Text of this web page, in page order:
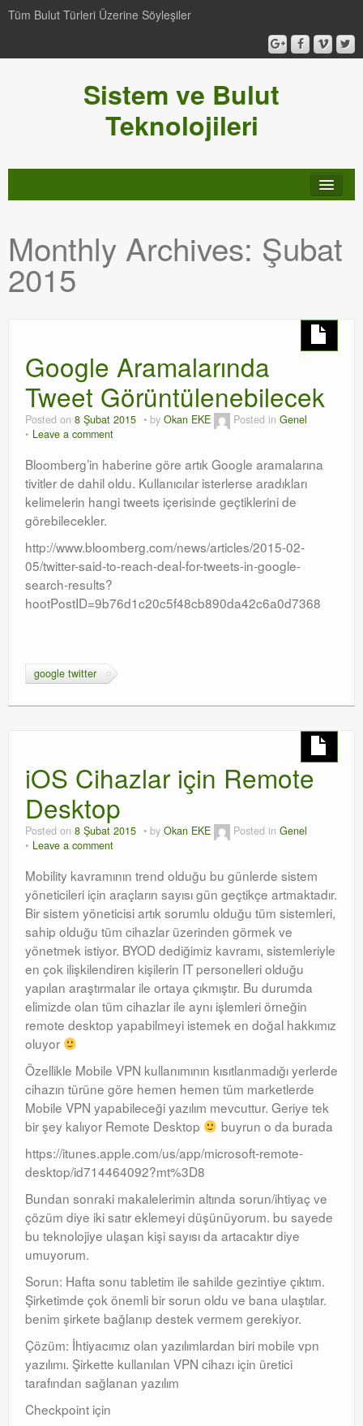
Tüm Bulut Türleri Üzerine Söyleşiler
Sistem ve Bulut
Teknolojileri
Genel
Video-Webcast-Seminer
SCOM
Orchestrator
Watchguard
PHP & MySQL
Exchange
Monthly Archives: Şubat
2015
Google Aramalarında
Tweet Görüntülenebilecek
Posted on 8 Şubat 2015 by Okan EKE Posted in Genel
Leave a comment
Bloomberg’in haberine göre artık Google aramalarına
tivitler de dahil oldu. Kullanıcılar isterlerse aradıkları
kelimelerin hangi tweets içerisinde geçtiklerini de
görebilecekler.
http://www.bloomberg.com/news/articles/2015-02-
05/twitter-said-to-reach-deal-for-tweets-in-google-
search-results?
hootPostID=9b76d1c20c5f48cb890da42c6a0d7368
google twitter
iOS Cihazlar için Remote
Desktop
Posted on 8 Şubat 2015 by Okan EKE Posted in Genel
Leave a comment
Mobility kavramının trend olduğu bu günlerde sistem
yöneticileri için araçların sayısı gün geçtikçe artmaktadır.
Bir sistem yöneticisi artık sorumlu olduğu tüm sistemleri,
sahip olduğu tüm cihazlar üzerinden görmek ve
yönetmek istiyor. BYOD dediğimiz kavramı, sistemleriyle
en çok ilişkilendiren kişilerin IT personelleri olduğu
yapılan araştırmalar ile ortaya çıkmıştır. Bu durumda
elimizde olan tüm cihazlar ile aynı işlemleri örneğin
remote desktop yapabilmeyi istemek en doğal hakkımız
oluyor
Özellikle Mobile VPN kullanımının kısıtlanmadığı yerlerde
cihazın türüne göre hemen hemen tüm marketlerde
Mobile VPN yapabileceği yazılım mevcuttur. Geriye tek
bir şey kalıyor Remote Desktop
buyrun o da burada
https://itunes.apple.com/us/app/microsoft-remote-
desktop/id714464092?mt%3D8
Bundan sonraki makalelerimin altında sorun/ihtiyaç ve
çözüm diye iki satır eklemeyi düşünüyorum. bu sayede
bu teknolojiye ulaşan kişi sayısı da artacaktır diye
umuyorum.
Sorun: Hafta sonu tabletim ile sahilde gezintiye çıktım.
Şirketimde çok önemli bir sorun oldu ve bana ulaştılar.
benim şirkete bağlanıp destek vermem gerekiyor.
Çözüm: İhtiyacımız olan yazılımlardan biri mobile vpn
yazılımı. Şirkette kullanılan VPN cihazı için üretici
tarafından sağlanan yazılım
Checkpoint için